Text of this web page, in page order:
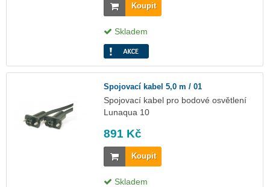
Koupit
Skladem
Spojovací kabel 5,0 m / 01
Spojovací kabel pro bodové osvětlení
Lunaqua 10
891 Kč
Koupit
Skladem